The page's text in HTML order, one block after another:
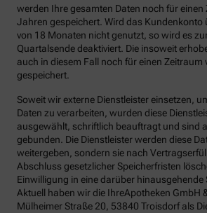
werden Ihre gesamten Daten noch für einen
Jahren gespeichert. Wird das Kundenkonto
von 18 Monaten nicht genutzt, so wird es
Quartalsende deaktiviert. Die insoweit
auch in diesem Fall noch für einen Zeitraum
gespeichert.
Soweit wir externe Dienstleister einsetzen,
Daten zu verarbeiten, wurden diese
ausgewählt, schriftlich beauftragt und sind
gebunden. Die Dienstleister werden diese
weitergeben, sondern sie nach
Abschluss gesetzlicher Speicherfristen
Einwilligung in eine darüber hinausgehende
Aktuell haben wir die IhreApotheken GmbH
Mülheimer Straße 20, 53840 Troisdorf als